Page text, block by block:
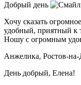
Добрый день
Хочу сказать
удобный, приятный к
Ношу с огромным
Анжелика, Ростов-
День добрый, Елена!